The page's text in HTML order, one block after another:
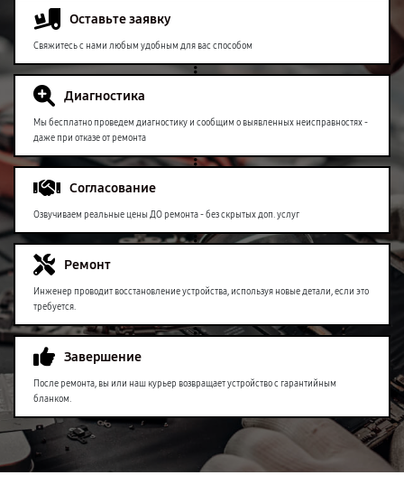
Оставьте заявку
Свяжитесь с нами любым удобным для вас способом
Диагностика
Мы бесплатно проведем диагностику и сообщим о выявленных неисправностях -
даже при отказе от ремонта
Согласование
Озвучиваем реальные цены ДО ремонта - без скрытых доп. услуг
Ремонт
Инженер проводит восстановление устройства, используя новые детали, если это
требуется.
Завершение
После ремонта, вы или наш курьер возвращает устройство с гарантийным
бланком.